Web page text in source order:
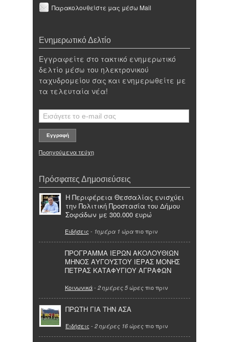
Παρακολουθείστε μας μέσω Mail
Ενημερωτικό Δελτίο
Εγγραφείτε στο τακτικό ενημερωτικό
δελτίο μέσω του ηλεκτρονικού
ταχυδρομείου σας και ενημερωθείτε με
τα τελευταία νέα!
Προηγούμενα τεύχη
Πρόσφατες Δημοσιεύσεις
Η Περιφέρεια Θεσσαλίας ενισχύει
την Πολιτική Προστασία του Δήμου
Σοφάδων με 300.000 ευρώ
Ειδήσεις - 1ημέρα 1 ώρα πιο πριν
ΠΡΟΓΡΑΜΜΑ ΙΕΡΩΝ ΑΚΟΛΟΥΘΙΩΝ
ΜΗΝΟΣ ΑΥΓΟΥΣΤΟΥ ΙΕΡΑΣ ΜΟΝΗΣ
ΠΕΤΡΑΣ ΚΑΤΑΦΥΓΙΟΥ ΑΓΡΑΦΩΝ
Κοινωνικά- 2 ημέρες 5 ώρες πιο πριν
ΠΡΩΤΗ ΓΙΑ ΤΗΝ ΑΣΑ
Ειδήσεις - 2 ημέρες 16 ώρες πιο πριν